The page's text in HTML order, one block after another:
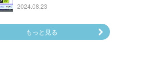
2024.08.23
もっと見る